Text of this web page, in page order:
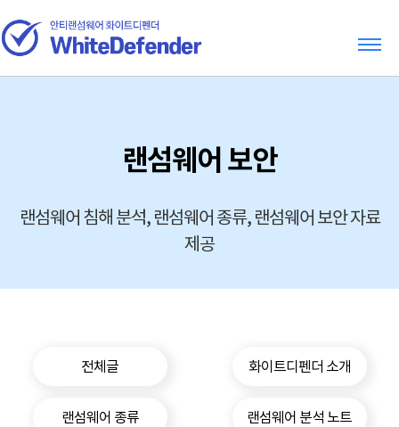
랜섬웨어 보안
랜섬웨어 침해 분석, 랜섬웨어 종류, 랜섬웨어 보안 자료
제공
전체글 화이트디펜더 소개
랜섬웨어 종류 랜섬웨어 분석 노트